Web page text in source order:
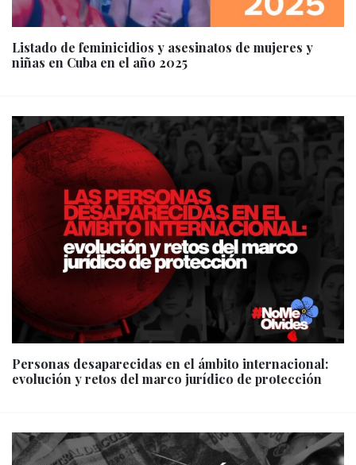
Listado de feminicidios y asesinatos de mujeres y
niñas en Cuba en el año 2025
Personas desaparecidas en el ámbito internacional:
evolución y retos del marco jurídico de protección